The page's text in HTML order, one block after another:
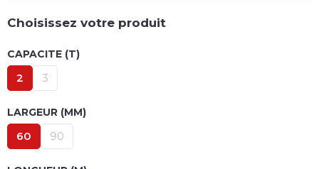
Choisissez votre produit
CAPACITE (T)
2 3
LARGEUR (MM)
60 90